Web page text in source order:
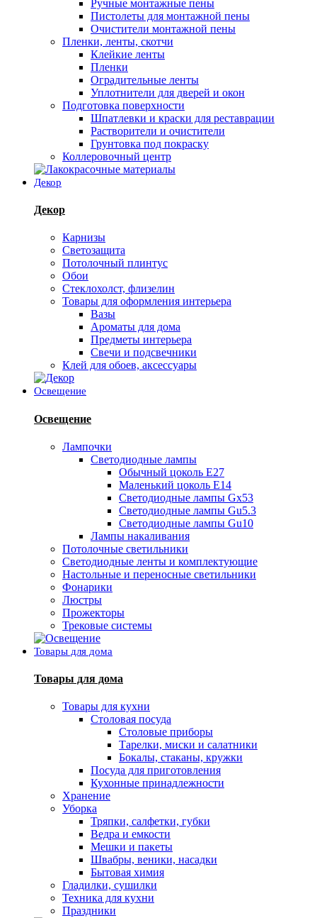
Ручные монтажные пены
Пистолеты для монтажной пены
Очистители монтажной пены
Пленки, ленты, скотчи
Клейкие ленты
Пленки
Оградительные ленты
Уплотнители для дверей и окон
Подготовка поверхности
Шпатлевки и краски для реставрации
Растворители и очистители
Грунтовка под покраску
Коллеровочный центр
Декор
Декор
Карнизы
Светозащита
Потолочный плинтус
Обои
Стеклохолст, флизелин
Товары для оформления интерьера
Вазы
Ароматы для дома
Предметы интерьера
Свечи и подсвечники
Клей для обоев, аксессуары
Освещение
Освещение
Лампочки
Светодиодные лампы
Обычный цоколь Е27
Маленький цоколь Е14
Светодиодные лампы Gx53
Светодиодные лампы Gu5.3
Светодиодные лампы Gu10
Лампы накаливания
Потолочные светильники
Светодиодные ленты и комплектующие
Настольные и переносные светильники
Фонарики
Люстры
Прожекторы
Трековые системы
Товары для дома
Товары для дома
Товары для кухни
Столовая посуда
Столовые приборы
Тарелки, миски и салатники
Бокалы, стаканы, кружки
Посуда для приготовления
Кухонные принадлежности
Хранение
Уборка
Тряпки, салфетки, губки
Ведра и емкости
Мешки и пакеты
Швабры, веники, насадки
Бытовая химия
Гладилки, сушилки
Техника для кухни
Праздники